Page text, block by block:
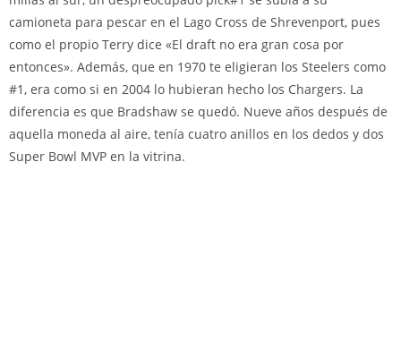
camioneta para pescar en el Lago Cross de Shrevenport, pues
como el propio Terry dice «El draft no era gran cosa por
entonces». Además, que en 1970 te eligieran los Steelers como
#1, era como si en 2004 lo hubieran hecho los Chargers. La
diferencia es que Bradshaw se quedó. Nueve años después de
aquella moneda al aire, tenía cuatro anillos en los dedos y dos
Super Bowl MVP en la vitrina.